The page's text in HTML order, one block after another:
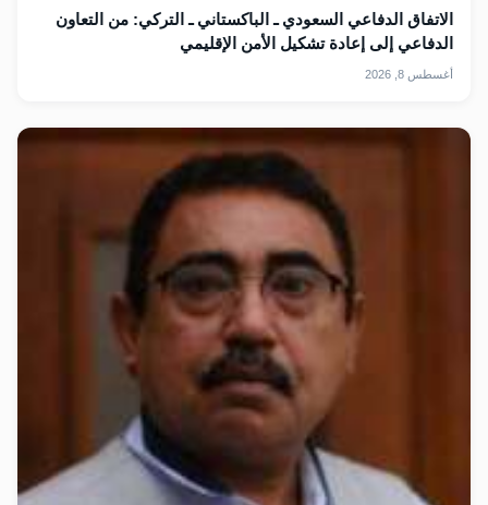
الاتفاق الدفاعي السعودي ـ الباكستاني ـ التركي: من التعاون
الدفاعي إلى إعادة تشكيل الأمن الإقليمي
أغسطس 8, 2026